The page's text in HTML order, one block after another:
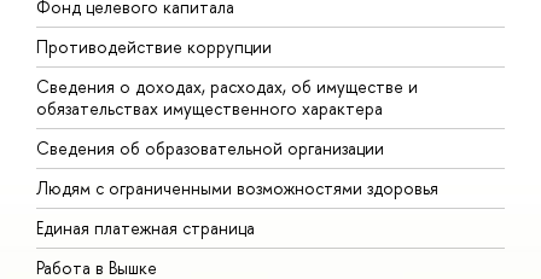
Фонд целевого капитала
Противодействие коррупции
Сведения о доходах, расходах, об имуществе и
обязательствах имущественного характера
Сведения об образовательной организации
Людям с ограниченными возможностями здоровья
Единая платежная страница
Работа в Вышке